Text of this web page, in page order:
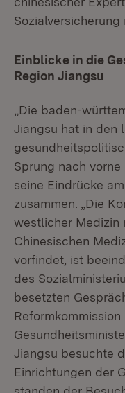
Sozialversicherung
Einblicke in die
Region Jiangsu
„Die baden-
Jiangsu hat in den
Sprung nach
seine Eindrücke
zusammen. „Die
westlicher Medizin
Chinesischen
vorfindet, ist
des
besetzten
Jiangsu besuchte
Einrichtungen der